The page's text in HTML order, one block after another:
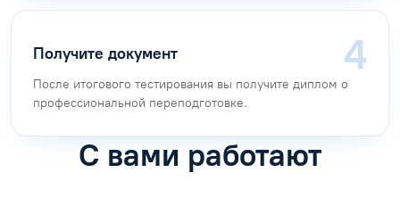
Получите документ
После итогового тестирования вы получите диплом о
профессиональной переподготовке.
С вами работают